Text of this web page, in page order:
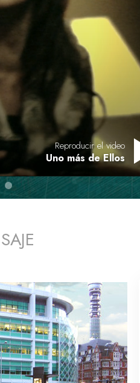
de Scientology
La Escala
Los Niños
La Ética y las
Condiciones
La Causa
Los
La
Reproducir el video
Uno más de Ellos